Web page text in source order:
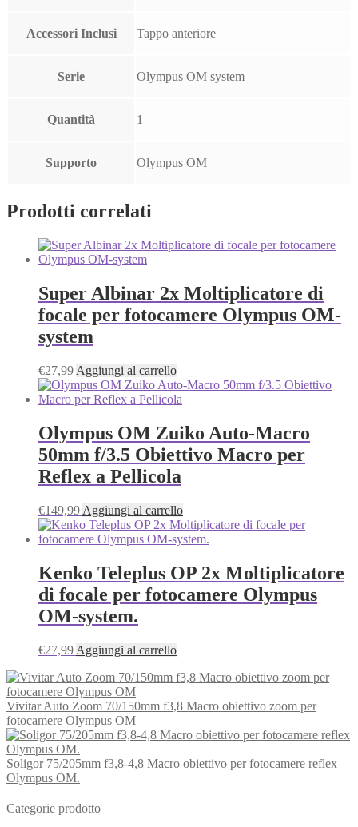
Accessori Inclusi Tappo anteriore
Serie Olympus OM system
Quantità 1
Supporto Olympus OM
Prodotti correlati
Super Albinar 2x Moltiplicatore di
focale per fotocamere Olympus OM-
system
€27,99 Aggiungi al carrello
Olympus OM Zuiko Auto‑Macro
50mm f/3.5 Obiettivo Macro per
Reflex a Pellicola
€149,99 Aggiungi al carrello
Kenko Teleplus OP 2x Moltiplicatore
di focale per fotocamere Olympus
OM-system.
€27,99 Aggiungi al carrello
Vivitar Auto Zoom 70/150mm f3,8 Macro obiettivo zoom per
fotocamere Olympus OM
Soligor 75/205mm f3,8-4,8 Macro obiettivo per fotocamere reflex
Olympus OM.
Categorie prodotto